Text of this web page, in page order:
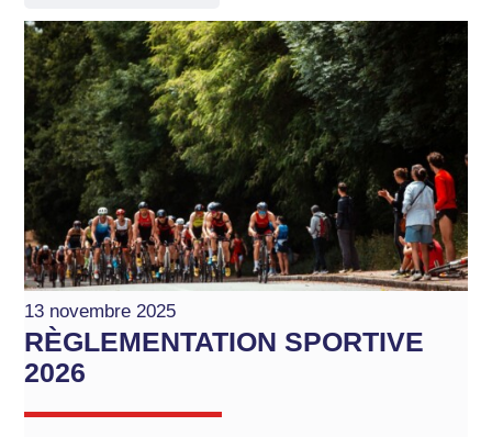
13 novembre 2025
RÈGLEMENTATION SPORTIVE
2026